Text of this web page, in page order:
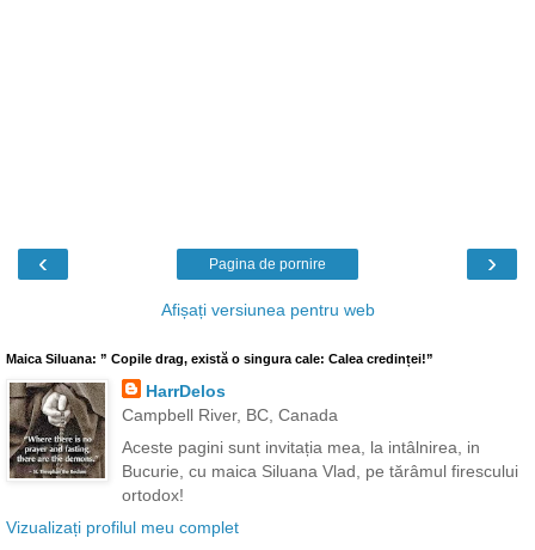
‹ ›
Pagina de pornire
Afișați versiunea pentru web
Maica Siluana: ” Copile drag, există o singura cale: Calea credinței!”
HarrDelos
Campbell River, BC, Canada
Aceste pagini sunt invitația mea, la intâlnirea, in
Bucurie, cu maica Siluana Vlad, pe tărâmul firescului
ortodox!
Vizualizați profilul meu complet